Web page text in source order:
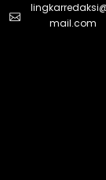
mail.com